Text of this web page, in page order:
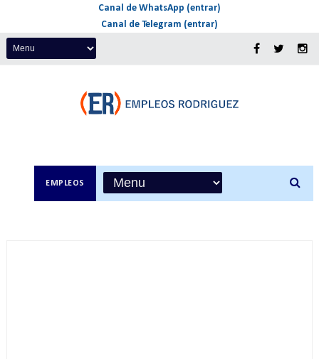
Canal de WhatsApp (entrar)
Canal de Telegram (entrar)
EMPLEOS